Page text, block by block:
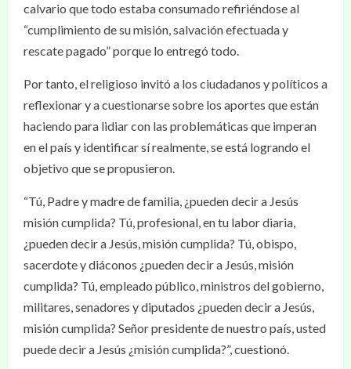
calvario que todo estaba consumado refiriéndose al
“cumplimiento de su misión, salvación efectuada y
rescate pagado” porque lo entregó todo.
Por tanto, el religioso invitó a los ciudadanos y políticos a
reflexionar y a cuestionarse sobre los aportes que están
haciendo para lidiar con las problemáticas que imperan
en el país y identificar sí realmente, se está logrando el
objetivo que se propusieron.
“Tú, Padre y madre de familia, ¿pueden decir a Jesús
misión cumplida? Tú, profesional, en tu labor diaria,
¿pueden decir a Jesús, misión cumplida? Tú, obispo,
sacerdote y diáconos ¿pueden decir a Jesús, misión
cumplida? Tú, empleado público, ministros del gobierno,
militares, senadores y diputados ¿pueden decir a Jesús,
misión cumplida? Señor presidente de nuestro país, usted
puede decir a Jesús ¿misión cumplida?”, cuestionó.